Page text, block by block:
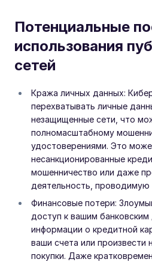
Потенциальные
использования
сетей
Кража личных данных:
перехватывать личные
незащищенные сети, что
полномасштабному
удостоверениями. Это
несанкционированные
мошенничество или даже
деятельность, проводимую
Финансовые потери:
доступ к вашим
информации о кредитной
ваши счета или произвести
покупки. Даже